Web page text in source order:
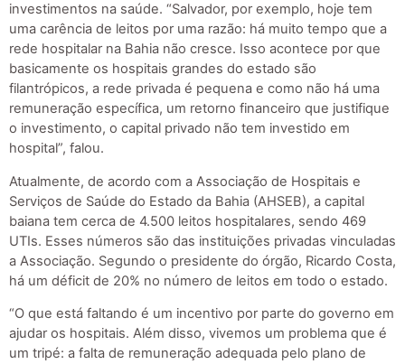
investimentos na saúde. “Salvador, por exemplo, hoje tem
uma carência de leitos por uma razão: há muito tempo que a
rede hospitalar na Bahia não cresce. Isso acontece por que
basicamente os hospitais grandes do estado são
filantrópicos, a rede privada é pequena e como não há uma
remuneração específica, um retorno financeiro que justifique
o investimento, o capital privado não tem investido em
hospital”, falou.
Atualmente, de acordo com a Associação de Hospitais e
Serviços de Saúde do Estado da Bahia (AHSEB), a capital
baiana tem cerca de 4.500 leitos hospitalares, sendo 469
UTIs. Esses números são das instituições privadas vinculadas
a Associação. Segundo o presidente do órgão, Ricardo Costa,
há um déficit de 20% no número de leitos em todo o estado.
“O que está faltando é um incentivo por parte do governo em
ajudar os hospitais. Além disso, vivemos um problema que é
um tripé: a falta de remuneração adequada pelo plano de